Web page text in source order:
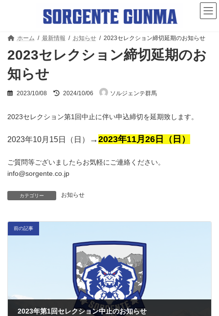
ホーム 最新情報 お知らせ 2023セレクション締切延期のお知らせ
2023セレクション締切延期のお
知らせ
2023/10/08
最
新
:
2024/10/06 ソルジェンテ群馬
2023セレクション第1回中止に伴い申込締切を延期致します。
2023年10月15日（日） →2023年11月26日（日）
ご質問等ございましたらお気軽にご連絡ください。
info@sorgente.co.jp
カテゴリー お知らせ
前の記事
2023年第1回セレクション中止のお知らせ